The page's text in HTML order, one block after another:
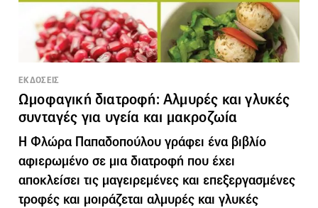
ΕΚΔΟΣΕΙΣ
Ωμοφαγική διατροφή: Αλμυρές και γλυκές
συνταγές για υγεία και μακροζωία
Η Φλώρα Παπαδοπούλου γράφει ένα βιβλίο
αφιερωμένο σε μια διατροφή που έχει
αποκλείσει τις μαγειρεμένες και επεξεργασμένες
τροφές και μοιράζεται αλμυρές και γλυκές